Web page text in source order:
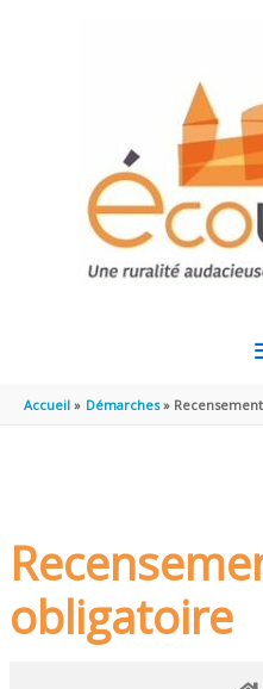
Accueil Démarches
obligatoire